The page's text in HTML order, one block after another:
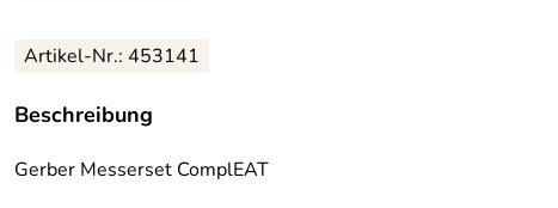
Artikel-Nr.: 453141
Beschreibung
Gerber Messerset ComplEAT